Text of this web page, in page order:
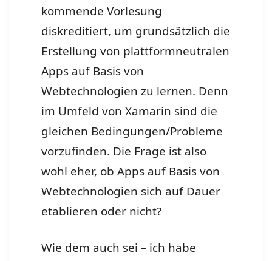
kommende Vorlesung
diskreditiert, um grundsätzlich die
Erstellung von plattformneutralen
Apps auf Basis von
Webtechnologien zu lernen. Denn
im Umfeld von Xamarin sind die
gleichen Bedingungen/Probleme
vorzufinden. Die Frage ist also
wohl eher, ob Apps auf Basis von
Webtechnologien sich auf Dauer
etablieren oder nicht?
Wie dem auch sei – ich habe